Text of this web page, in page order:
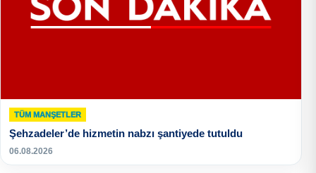
TÜM MANŞETLER
Şehzadeler’de hizmetin nabzı şantiyede tutuldu
06.08.2026